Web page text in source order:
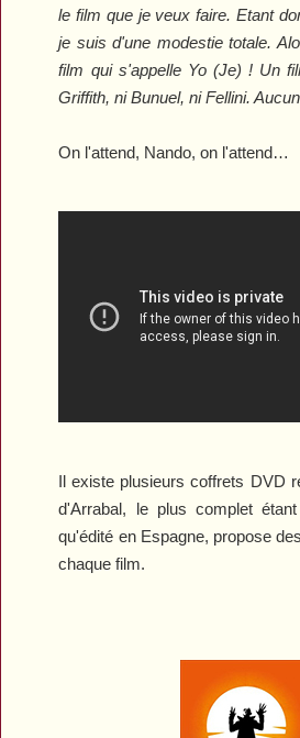
le film que je veux faire. Etant
je suis d'une modestie totale.
film qui s'appelle Yo(Je) ! Un
Griffith, ni Bunuel, ni Fellini.
On l'attend, Nando, on l'attend…
Il existe plusieurs coffrets DVD
d'Arrabal, le plus complet
qu'édité en Espagne, propose
chaque film.